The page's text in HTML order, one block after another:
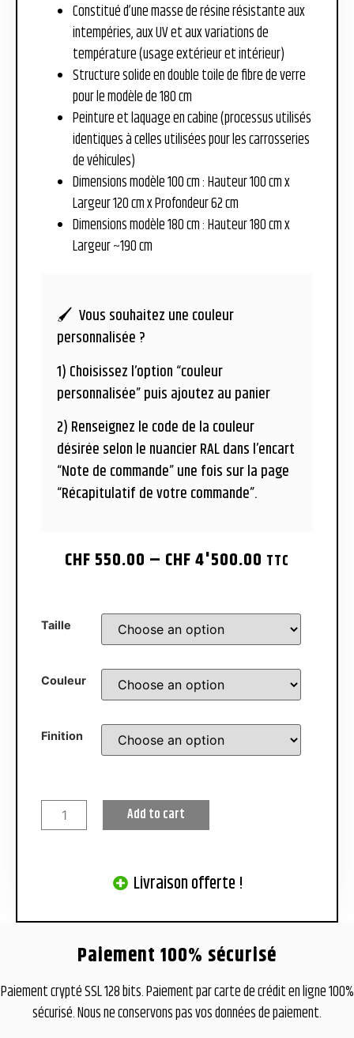
Constitué d’une masse de résine résistante aux
intempéries, aux UV et aux variations de
température (usage extérieur et intérieur)
Structure solide en double toile de fibre de verre
pour le modèle de 180 cm
Peinture et laquage en cabine (processus utilisés
identiques à celles utilisées pour les carrosseries
de véhicules)
Dimensions modèle 100 cm : Hauteur 100 cm x
Largeur 120 cm x Profondeur 62 cm
Dimensions modèle 180 cm : Hauteur 180 cm x
Largeur~190 cm
🖌 Vous souhaitez une couleur
personnalisée ?
1) Choisissez l’option “couleur
personnalisée” puis ajoutez au panier
2) Renseignez le code de la couleur
désirée selon le nuancier RAL dans l’encart
“Note de commande” une fois sur la page
“Récapitulatif de votre commande”.
CHF 550.00 – CHF4'500.00 TTC
Taille
Couleur
Finition
Add to cart
Livraison offerte !
Paiement 100% sécurisé
Paiement crypté SSL 128 bits. Paiement par carte de crédit en ligne 100%
sécurisé. Nous ne conservons pas vos données de paiement.